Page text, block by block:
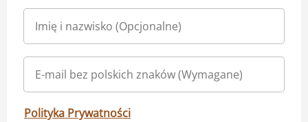
Polityka Prywatności